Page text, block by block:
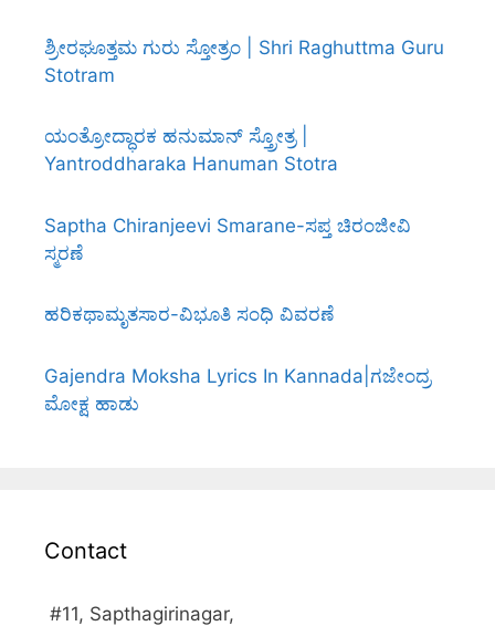
ಶ್ರೀರಘೂತ್ತಮ ಗುರು ಸ್ತೋತ್ರಂ | Shri Raghuttma Guru
Stotram
ಯಂತ್ರೋದ್ಧಾರಕ ಹನುಮಾನ್ ಸ್ತ್ರೋತ್ರ |
Yantroddharaka Hanuman Stotra
Saptha Chiranjeevi Smarane-ಸಪ್ತ ಚಿರಂಜೀವಿ
ಸ್ಮರಣೆ
ಹರಿಕಥಾಮೃತಸಾರ-ವಿಭೂತಿ ಸಂಧಿ ವಿವರಣೆ
Gajendra Moksha Lyrics In Kannada|ಗಜೇಂದ್ರ
ಮೋಕ್ಷ ಹಾಡು
Contact
#11, Sapthagirinagar,